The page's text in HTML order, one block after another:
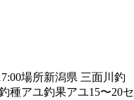
場所新潟県 三面川釣
アユ釣果アユ15〜20セ